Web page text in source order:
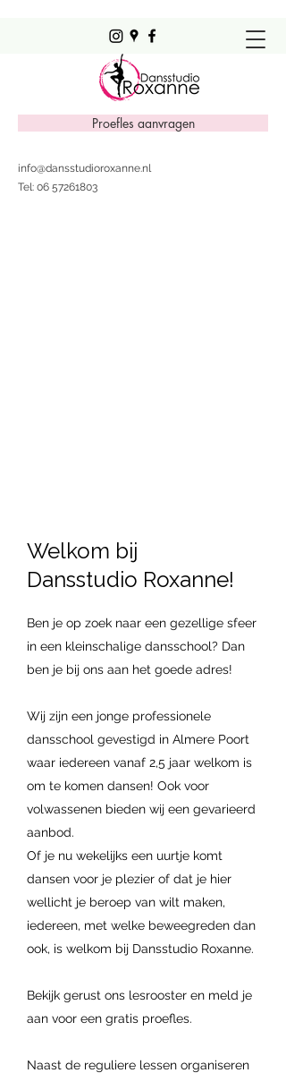
info@dansstudioroxanne.nl
Tel: 06 57261803
Proefles aanvragen
Welkom bij
Dansstudio Roxanne!
Ben je op zoek naar een gezellige sfeer
in een kleinschalige dansschool? Dan
ben je bij ons aan het goede adres!
Wij zijn een jonge professionele
dansschool gevestigd in Almere Poort
waar iedereen vanaf 2,5 jaar welkom is
om te komen dansen! Ook voor
volwassenen bieden wij een gevarieerd
aanbod.
Of je nu wekelijks een uurtje komt
dansen voor je plezier of dat je hier
wellicht je beroep van wilt maken,
iedereen, met welke beweegreden dan
ook, is welkom bij Dansstudio Roxanne.
Bekijk gerust ons lesrooster en meld je
aan voor een gratis proefles.
Naast de reguliere lessen organiseren